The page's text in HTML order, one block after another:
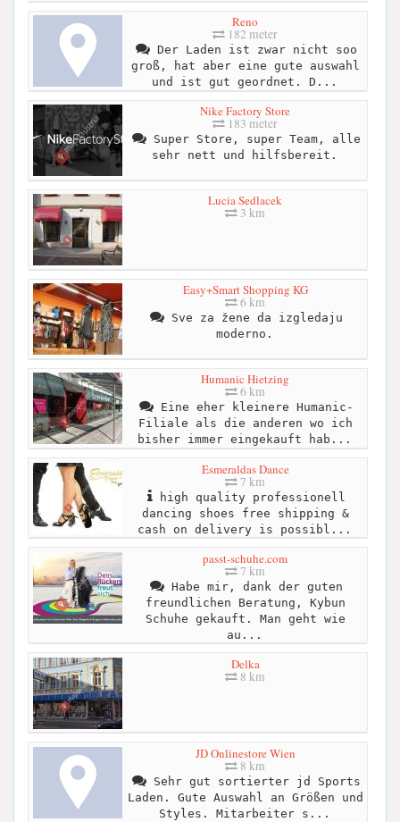
Reno
182 meter
Der Laden ist zwar nicht soo
groß, hat aber eine gute auswahl
und ist gut geordnet. D...
Nike Factory Store
183 meter
Super Store, super Team, alle
sehr nett und hilfsbereit.
Lucia Sedlacek
3 km
Easy+Smart Shopping KG
6 km
Sve za žene da izgledaju
moderno.
Humanic Hietzing
6 km
Eine eher kleinere Humanic-
Filiale als die anderen wo ich
bisher immer eingekauft hab...
Esmeraldas Dance
7 km
high quality professionell
dancing shoes free shipping &
cash on delivery is possibl...
passt-schuhe.com
7 km
Habe mir, dank der guten
freundlichen Beratung, Kybun
Schuhe gekauft. Man geht wie
au...
Delka
8 km
JD Onlinestore Wien
8 km
Sehr gut sortierter jd Sports
Laden. Gute Auswahl an Größen und
Styles. Mitarbeiter s...